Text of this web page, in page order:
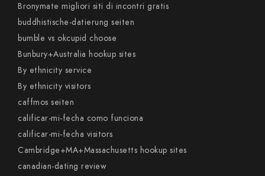
Bronymate migliori siti di incontri gratis
buddhistische-datierung seiten
bumble vs okcupid choose
Bunbury+Australia hookup sites
By ethnicity service
By ethnicity visitors
caffmos seiten
calificar-mi-fecha como funciona
calificar-mi-fecha visitors
Cambridge+MA+Massachusetts hookup sites
canadian-dating review